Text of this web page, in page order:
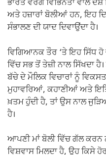
ਭਾਰਤ ਵਰਗੇ ਵਿਭਿੰਨਤਾ ਵਾਲੇ ਦੇਸ਼
ਅਤੇ ਹਜ਼ਾਰਾਂ ਬੋਲੀਆਂ ਹਨ, ਇਹ
ਸੰਭਾਲਣ ਦੀ ਯਾਦ ਦਿਵਾਉਂਦਾ ਹੈ।
ਵਿਗਿਆਨਕ ਤੌਰ ‘ਤੇ ਇਹ ਸਿੱਧ ਹੋ
ਵਿੱਚ ਸਭ ਤੋਂ ਤੇਜ਼ੀ ਨਾਲ ਸਿੱਖਦਾ
ਬੱਚੇ ਦੇ ਮੌਲਿਕ ਵਿਚਾਰਾਂ ਨੂੰ
ਮੁਹਾਵਰਿਆਂ, ਕਹਾਣੀਆਂ ਅਤੇ
ਖ਼ਤਮ ਹੁੰਦੀ ਹੈ, ਤਾਂ ਉਸ ਨਾਲ
ਹੈ।
ਆਪਣੀ ਮਾਂ ਬੋਲੀ ਵਿੱਚ ਗੱਲ
ਵਿਸ਼ਵਾਸ ਮਿਲਦਾ ਹੈ, ਉਹ ਕਿਸੇ